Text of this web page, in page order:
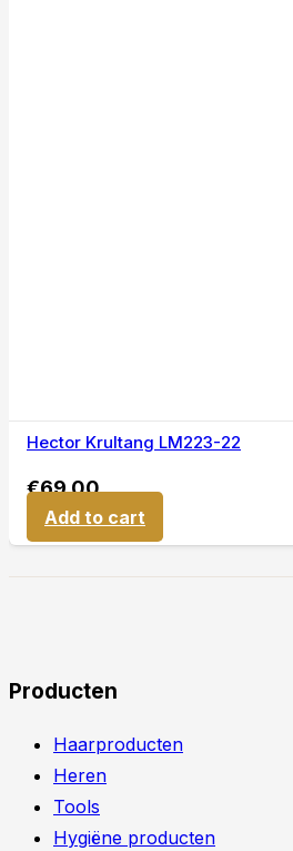
Hector Krultang LM223-22
€69,00
Add to cart
Producten
Haarproducten
Heren
Tools
Hygiëne producten